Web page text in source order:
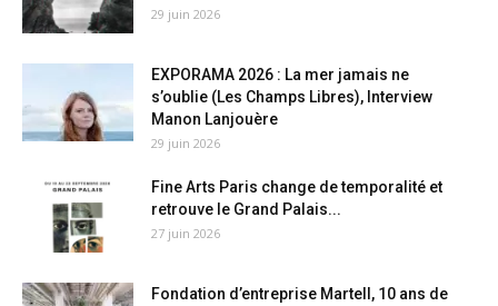
29 juin 2026
EXPORAMA 2026 : La mer jamais ne
s’oublie (Les Champs Libres), Interview
Manon Lanjouère
29 juin 2026
Fine Arts Paris change de temporalité et
retrouve le Grand Palais...
27 juin 2026
Fondation d’entreprise Martell, 10 ans de